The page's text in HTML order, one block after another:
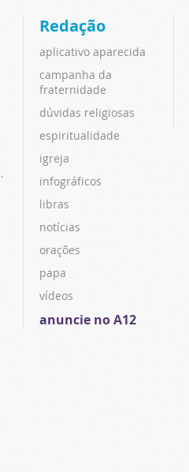
Redação
aplicativo aparecida
campanha da
fraternidade
dúvidas religiosas
espiritualidade
igreja
infográficos
libras
notícias
orações
papa
vídeos
anuncie no A12